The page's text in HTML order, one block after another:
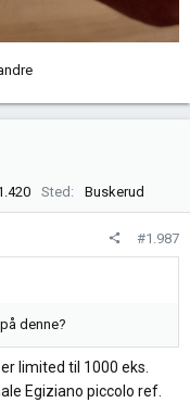
Sted Buskerud
#1.987
denne?
limited til 1000 eks.
Egiziano piccolo ref.